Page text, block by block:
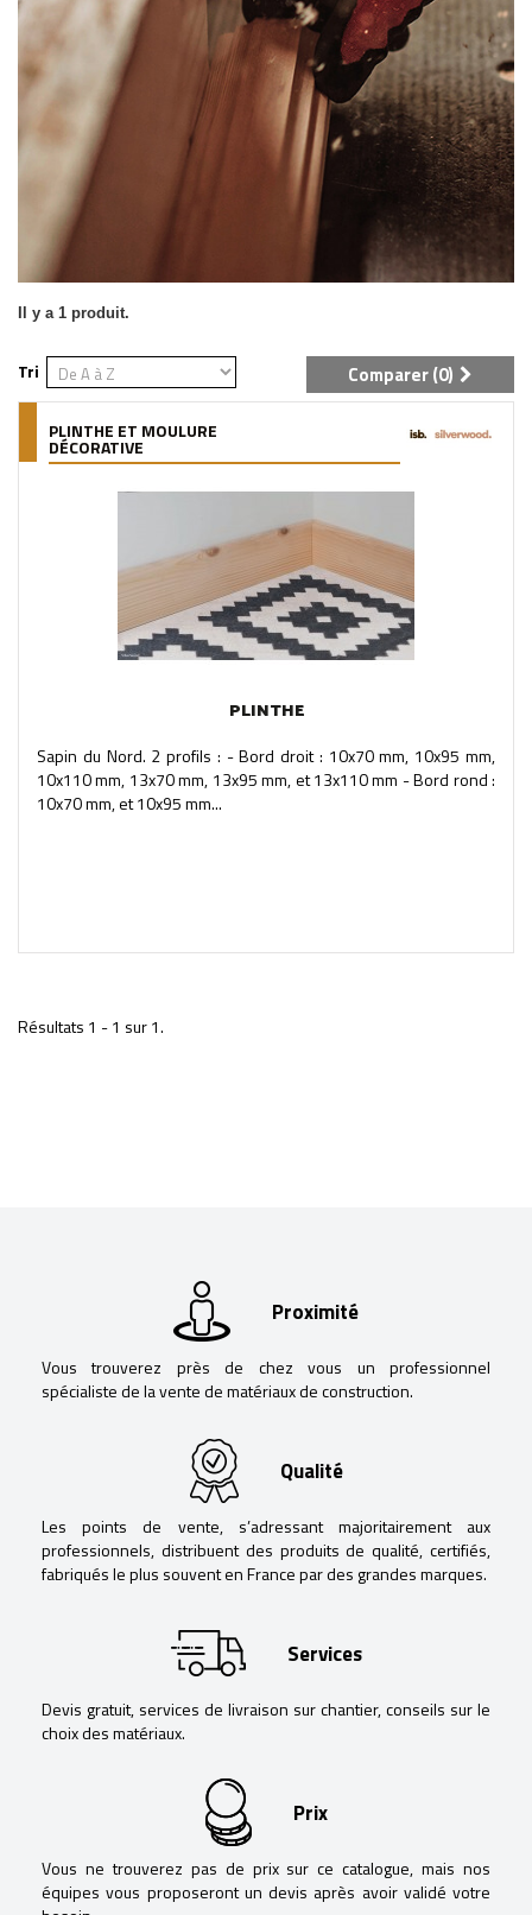
Il y a 1 produit.
Tri Comparer (0)
PLINTHE ET MOULURE
DÉCORATIVE
PLINTHE
Sapin du Nord. 2 profils : - Bord droit : 10x70 mm, 10x95 mm,
10x110 mm, 13x70 mm, 13x95 mm, et 13x110 mm - Bord rond :
10x70 mm, et 10x95 mm...
Résultats 1 - 1 sur 1.
Proximité
Vous trouverez près de chez vous un professionnel
spécialiste de la vente de matériaux de construction.
Qualité
Les points de vente, s’adressant majoritairement aux
professionnels, distribuent des produits de qualité, certifiés,
fabriqués le plus souvent en France par des grandes marques.
Services
Devis gratuit, services de livraison sur chantier, conseils sur le
choix des matériaux.
Prix
Vous ne trouverez pas de prix sur ce catalogue, mais nos
équipes vous proposeront un devis après avoir validé votre